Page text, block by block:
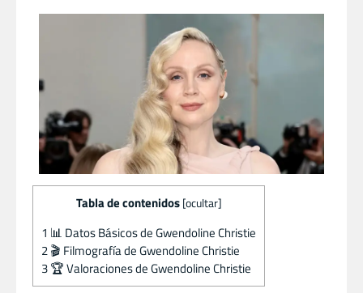
Tabla de contenidos [ocultar]
1 📊 Datos Básicos de Gwendoline Christie
2🎬 Filmografía de Gwendoline Christie
3🏆 Valoraciones de Gwendoline Christie